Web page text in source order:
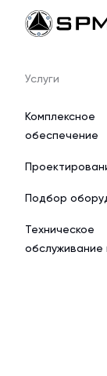
Услуги
Комплексное
обеспечение
Подбор
Техническое
обслуживание